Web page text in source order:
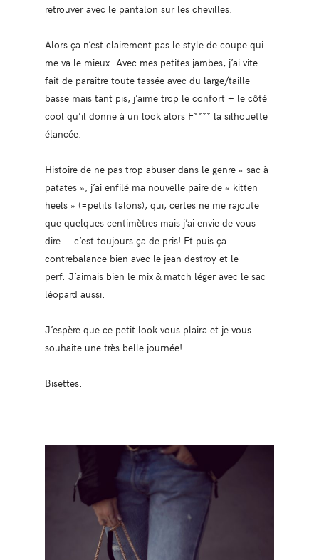
retrouver avec le pantalon sur les chevilles.
Alors ça n’est clairement pas le style de coupe qui
me va le mieux. Avec mes petites jambes, j’ai vite
fait de paraitre toute tassée avec du large/taille
basse mais tant pis, j’aime trop le confort + le côté
cool qu’il donne à un look alors F**** la silhouette
élancée.
Histoire de ne pas trop abuser dans le genre « sac à
patates », j’ai enfilé ma nouvelle paire de « kitten
heels » (=petits talons), qui, certes ne me rajoute
que quelques centimètres mais j’ai envie de vous
dire…. c’est toujours ça de pris! Et puis ça
contrebalance bien avec le jean destroy et le
perf. J’aimais bien le mix & match léger avec le sac
léopard aussi.
J’espère que ce petit look vous plaira et je vous
souhaite une très belle journée!
Bisettes.